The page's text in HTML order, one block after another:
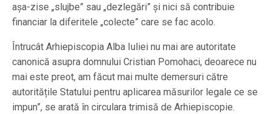
așa-zise „slujbe” sau „dezlegări” și nici să contribuie
financiar la diferitele „colecte” care se fac acolo.
Întrucât Arhiepiscopia Alba Iuliei nu mai are autoritate
canonică asupra domnului Cristian Pomohaci, deoarece nu
mai este preot, am făcut mai multe demersuri către
autoritățile Statului pentru aplicarea măsurilor legale ce se
impun”, se arată în circulara trimisă de Arhiepiscopie.